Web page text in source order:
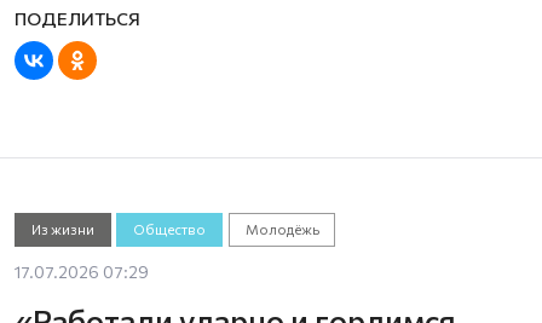
Из жизни Общество Молодёжь
17.07.2026 07:29